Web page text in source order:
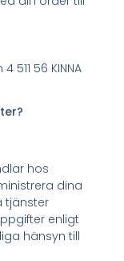
511 56 KINNA
hos
dina
tjänster
enligt
hänsyn till